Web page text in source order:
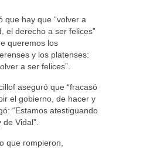
que hay que “volver a
el derecho a ser felices”
queremos los
y los platenses:
a ser felices”.
aseguró que “fracasó
el gobierno, de hacer y
“Estamos atestiguando
Vidal”.
que rompieron,